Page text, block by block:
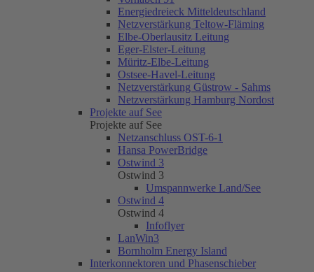
Energiedreieck Mitteldeutschland
Netzverstärkung Teltow-Fläming
Elbe-Oberlausitz Leitung
Eger-Elster-Leitung
Müritz-Elbe-Leitung
Ostsee-Havel-Leitung
Netzverstärkung Güstrow - Sahms
Netzverstärkung Hamburg Nordost
Projekte auf See
Projekte auf See
Netzanschluss OST-6-1
Hansa PowerBridge
Ostwind 3
Ostwind 3
Umspannwerke Land/See
Ostwind 4
Ostwind 4
Infoflyer
LanWin3
Bornholm Energy Island
Interkonnektoren und Phasenschieber